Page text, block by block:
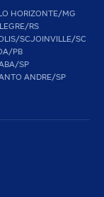
HORIZONTE/MG
RS
SCJOINVILLE/SC
PB
SP
ANDRE/SP